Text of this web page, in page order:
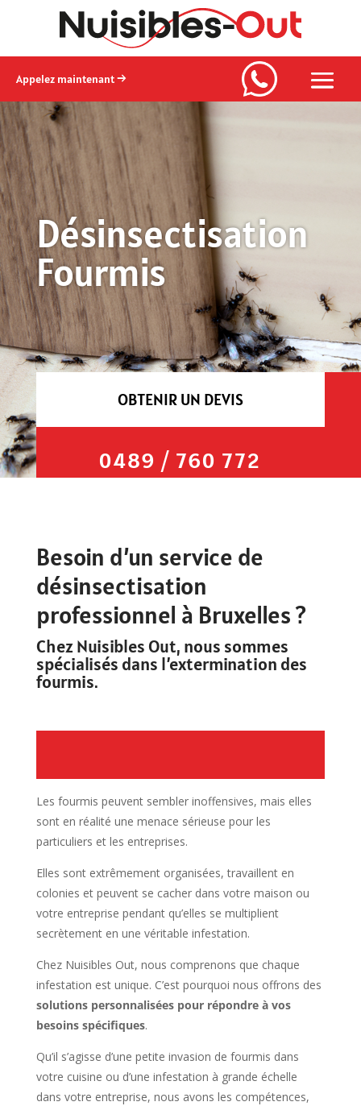
Appelez maintenant →
Désinsectisation
Fourmis
OBTENIR UN DEVIS
0489 / 760 772
Besoin d’un service de
désinsectisation
professionnel à Bruxelles ?
Chez Nuisibles Out, nous sommes
spécialisés dans l’extermination des
fourmis.
Les fourmis peuvent sembler inoffensives, mais elles
sont en réalité une menace sérieuse pour les
particuliers et les entreprises.
Elles sont extrêmement organisées, travaillent en
colonies et peuvent se cacher dans votre maison ou
votre entreprise pendant qu’elles se multiplient
secrètement en une véritable infestation.
Chez Nuisibles Out, nous comprenons que chaque
infestation est unique. C’est pourquoi nous offrons des
solutions personnalisées pour répondre à vos
besoins spécifiques.
Qu’il s’agisse d’une petite invasion de fourmis dans
votre cuisine ou d’une infestation à grande échelle
dans votre entreprise, nous avons les compétences,